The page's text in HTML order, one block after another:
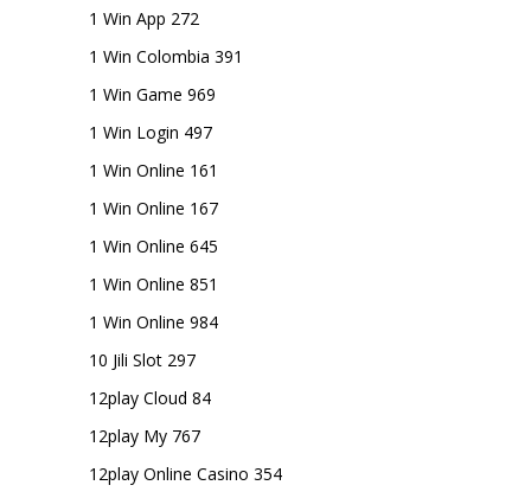
1 Win App 272
1 Win Colombia 391
1 Win Game 969
1 Win Login 497
1 Win Online 161
1 Win Online 167
1 Win Online 645
1 Win Online 851
1 Win Online 984
10 Jili Slot 297
12play Cloud 84
12play My 767
12play Online Casino 354